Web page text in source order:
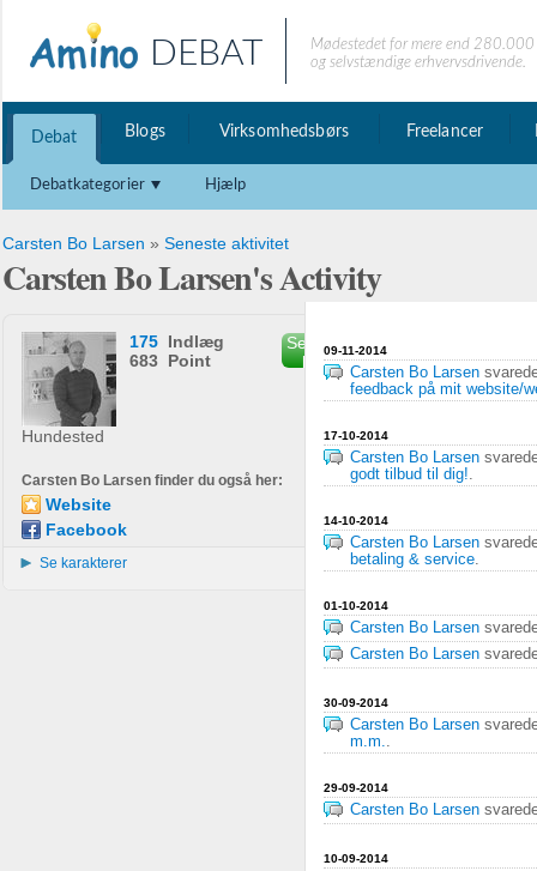
DEBAT
Mødestedet for mere end
og selvstændige erhvervsdrivende.
Debat Blogs Virksomhedsbørs Freelancer
Debatkategorier Hjælp
Carsten Bo Larsen » Seneste aktivitet
Carsten Bo Larsen's Activity
Hundested
175 Indlæg
683 Point
Send privat
besked
Carsten Bo Larsen finder du også her:
Website
Facebook
Se karakterer
09-11-2014
Carsten Bo Larsen
feedback på mit website/
17-10-2014
Carsten Bo Larsen
godt tilbud til dig!.
14-10-2014
Carsten Bo Larsen
betaling & service.
01-10-2014
Carsten Bo Larsen
Carsten Bo Larsen
30-09-2014
Carsten Bo Larsen
m.m..
29-09-2014
Carsten Bo Larsen
10-09-2014